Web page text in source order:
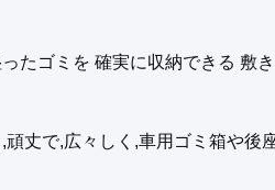
たゴミを 確実に収納できる 敷
丈で,広々しく,車用ゴミ箱や後